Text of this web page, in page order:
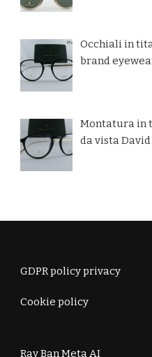
Occhiali in
brand
Montatura in
da vista David
GDPR policy privacy
Cookie policy
Ray Ban Meta AI